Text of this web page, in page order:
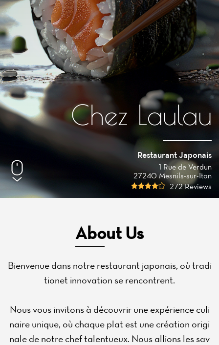
Chez Laulau
Restaurant Japonais
1 Rue de Verdun
27240 Mesnils-sur-Iton
272 Reviews
About Us
Bienvenue dans notre restaurant japonais, où tradi
tionet innovation se rencontrent.
Nous vous invitons à découvrir une expérience culi
naire unique, où chaque plat est une création origi
nale de notre chef talentueux. Nous allions les sav